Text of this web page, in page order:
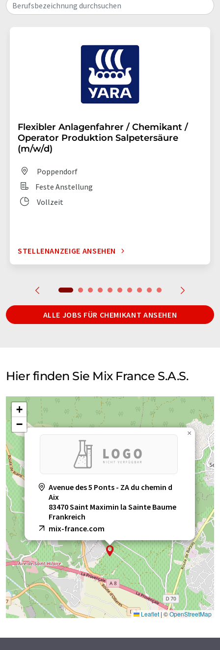
Berufsbezeichnung durchsuchen
Flexibler Anlagenfahrer / Chemikant /
Operator Produktion Salpetersäure
(m/w/d)
Poppendorf
Feste Anstellung
Vollzeit
STELLENANZEIGE ANSEHEN
ALLE JOBS FÜR CHEMIKANT ANSEHEN
Hier finden Sie Mix France S.A.S.
Avenue des 5 Ponts - ZA du chemin d
Aix
83470 Saint Maximin la Sainte Baume
Frankreich
mix-france.com
×
+
−
Leaflet|©OpenStreetMap